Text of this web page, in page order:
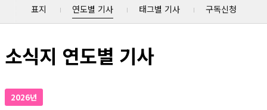
표지 연도별 기사 태그별 기사 구독신청
소식지 연도별 기사
2026년